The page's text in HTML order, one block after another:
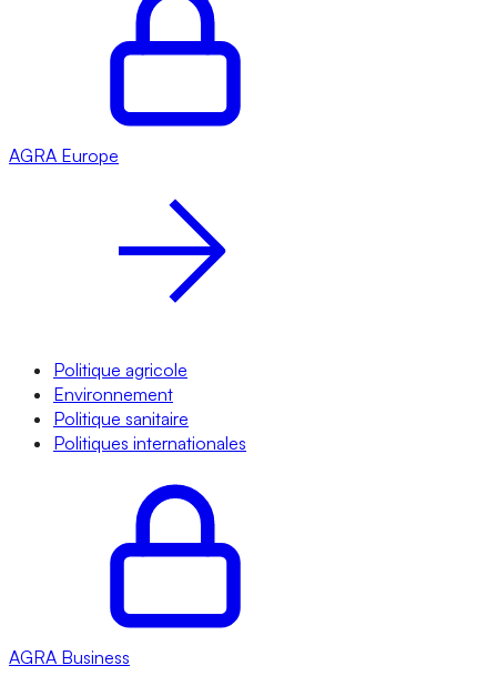
AGRA Europe
Politique agricole
Environnement
Politique sanitaire
Politiques internationales
AGRA Business